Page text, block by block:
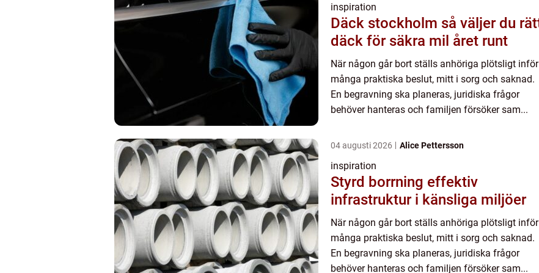
inspiration
Däck stockholm så väljer du rätt
däck för säkra mil året runt
När någon går bort ställs anhöriga plötsligt inför
många praktiska beslut, mitt i sorg och saknad.
En begravning ska planeras, juridiska frågor
behöver hanteras och familjen försöker sam...
04 augusti 2026 Alice Pettersson
inspiration
Styrd borrning effektiv
infrastruktur i känsliga miljöer
När någon går bort ställs anhöriga plötsligt inför
många praktiska beslut, mitt i sorg och saknad.
En begravning ska planeras, juridiska frågor
behöver hanteras och familjen försöker sam...